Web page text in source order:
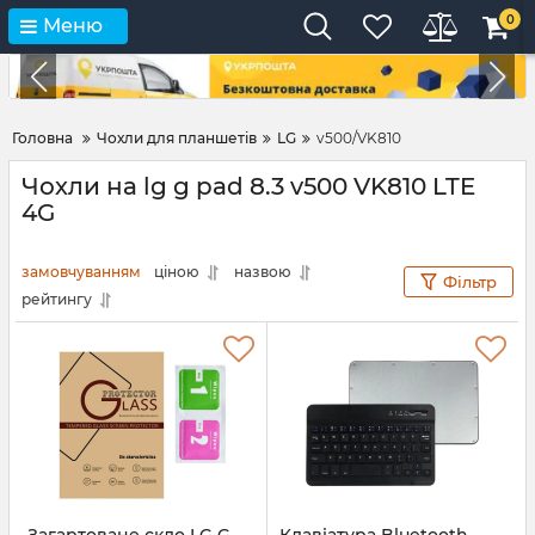
Меню 0
Головна Чохли для планшетів LG v500/VK810
Чохли на lg g pad 8.3 v500 VK810 LTE
4G
замовчуванням ціною
назвою
рейтингу
Фільтр